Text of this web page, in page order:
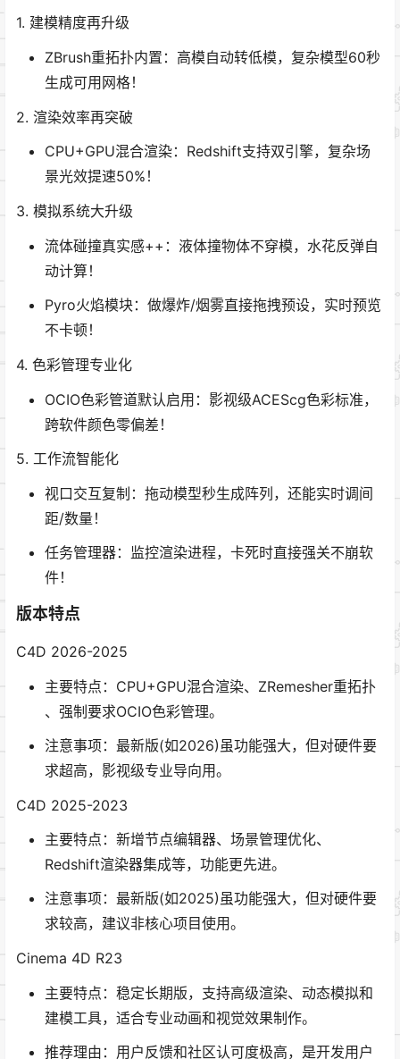
1. 建模精度再升级
ZBrush重拓扑内置：高模自动转低模，复杂模型60秒
生成可用网格！
2. 渲染效率再突破
CPU+GPU混合渲染：Redshift支持双引擎，复杂场
景光效提速50%！
3. 模拟系统大升级
流体碰撞真实感++：液体撞物体不穿模，水花反弹自
动计算！
Pyro火焰模块：做爆炸/烟雾直接拖拽预设，实时预览
不卡顿！
4. 色彩管理专业化
OCIO色彩管道默认启用：影视级ACEScg色彩标准，
跨软件颜色零偏差！
5. 工作流智能化
视口交互复制：拖动模型秒生成阵列，还能实时调间
距/数量！
任务管理器：监控渲染进程，卡死时直接强关不崩软
件！
版本特点
C4D 2026-2025
主要特点：CPU+GPU混合渲染​、ZRemesher重拓扑​
、强制要求OCIO色彩管理。
注意事项：最新版(如2026)虽功能强大，但对硬件要
求超高，​​影视级专业导向用。
C4D 2025-2023
主要特点：新增节点编辑器、场景管理优化、
Redshift渲染器集成等，功能更先进。
注意事项：最新版(如2025)虽功能强大，但对硬件要
求较高，建议非核心项目使用。
Cinema 4D R23
主要特点：稳定长期版，支持高级渲染、动态模拟和
建模工具，适合专业动画和视觉效果制作。
推荐理由：用户反馈和社区认可度极高，是开发用户